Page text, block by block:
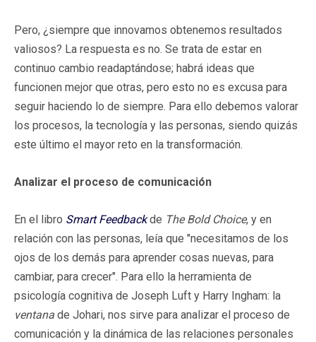
Pero, ¿siempre que innovamos obtenemos resultados
valiosos? La respuesta es no. Se trata de estar en
continuo cambio readaptándose; habrá ideas que
funcionen mejor que otras, pero esto no es excusa para
seguir haciendo lo de siempre. Para ello debemos valorar
los procesos, la tecnología y las personas, siendo quizás
este último el mayor reto en la transformación.
Analizar el proceso de comunicación
En el libro Smart Feedbackde The Bold Choice, y en
relación con las personas, leía que "necesitamos de los
ojos de los demás para aprender cosas nuevas, para
cambiar, para crecer". Para ello la herramienta de
psicología cognitiva de Joseph Luft y Harry Ingham: la
ventana de Johari, nos sirve para analizar el proceso de
comunicación y la dinámica de las relaciones personales